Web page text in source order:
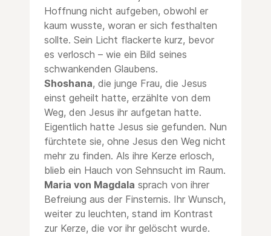
Hoffnung nicht aufgeben, obwohl er
kaum wusste, woran er sich festhalten
sollte. Sein Licht flackerte kurz, bevor
es verlosch – wie ein Bild seines
schwankenden Glaubens.
Shoshana, die junge Frau, die Jesus
einst geheilt hatte, erzählte von dem
Weg, den Jesus ihr aufgetan hatte.
Eigentlich hatte Jesus sie gefunden. Nun
fürchtete sie, ohne Jesus den Weg nicht
mehr zu finden. Als ihre Kerze erlosch,
blieb ein Hauch von Sehnsucht im Raum.
Maria von Magdala sprach von ihrer
Befreiung aus der Finsternis. Ihr Wunsch,
weiter zu leuchten, stand im Kontrast
zur Kerze, die vor ihr gelöscht wurde.